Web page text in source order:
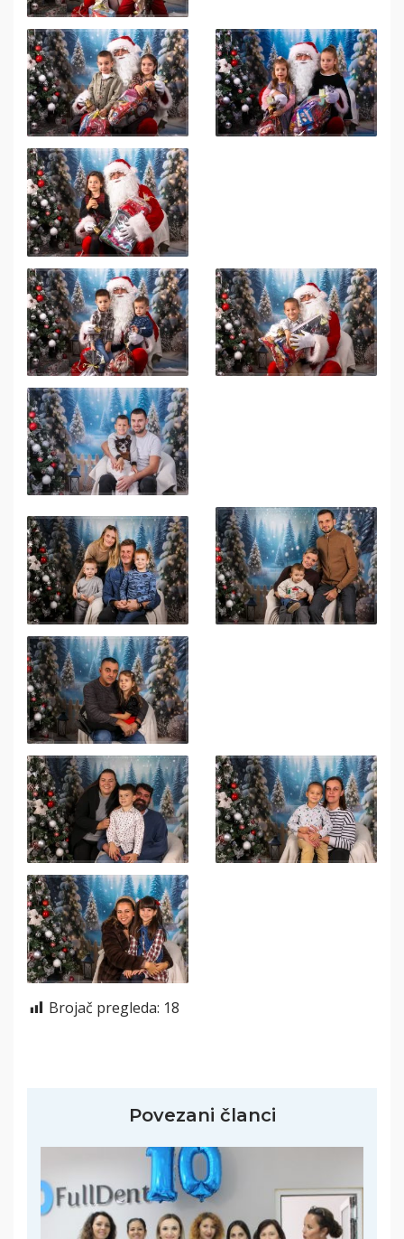
Brojač pregleda: 18
Povezani članci